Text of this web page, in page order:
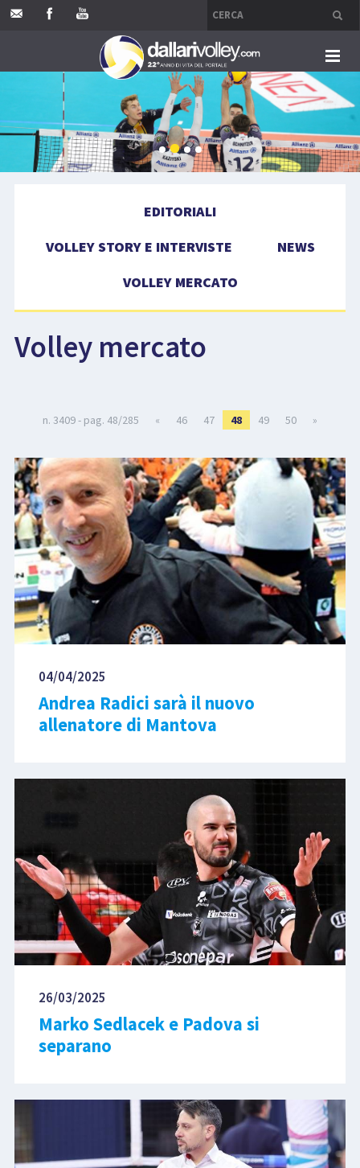
HOME
EDITORIALI
VOLLEY MERCATO
COMPETIZIONI
EVENTI
EDITORIALI
VOLLEY STORY E INTERVISTE
NEWS
VOLLEY MERCATO
Volley mercato
n. 3409 - pag. 48/285 « 46 47 48 49 50 »
04/04/2025
Andrea Radici sarà il nuovo
allenatore di Mantova
26/03/2025
Marko Sedlacek e Padova si
separano